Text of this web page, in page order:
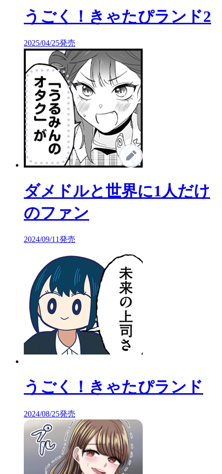
うごく！きゃたぴランド2
2025/04/25発売
ダメドルと世界に1人だけ
のファン
2024/09/11発売
うごく！きゃたぴランド
2024/08/25発売